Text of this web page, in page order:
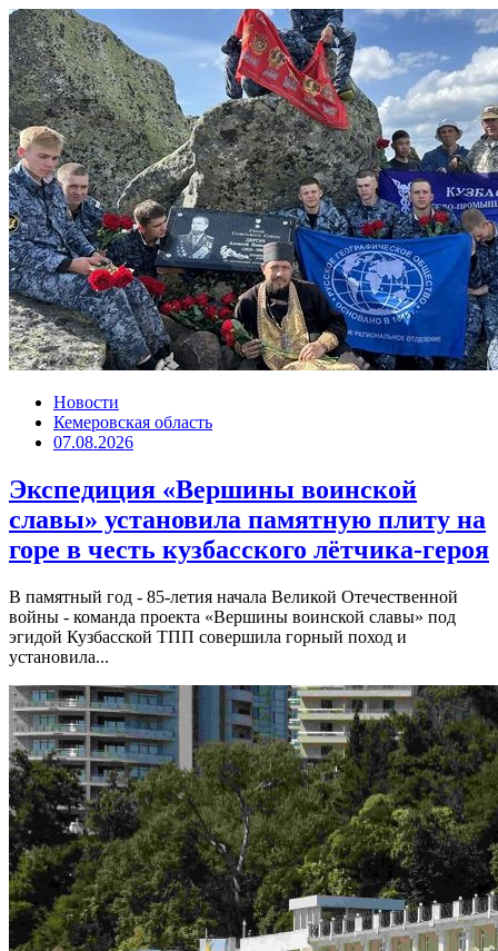
Новости
Кемеровская область
07.08.2026
Экспедиция «Вершины воинской
славы» установила памятную плиту на
горе в честь кузбасского лётчика-героя
В памятный год - 85-летия начала Великой Отечественной
войны - команда проекта «Вершины воинской славы» под
эгидой Кузбасской ТПП совершила горный поход и
установила...